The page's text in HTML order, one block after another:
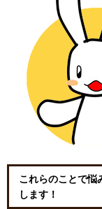
これらのことで悩
します！